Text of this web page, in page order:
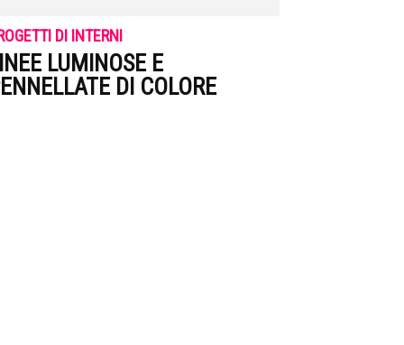
DI INTERNI
LUMINOSE E
DI COLORE